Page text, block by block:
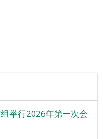
举行2026年第一次会